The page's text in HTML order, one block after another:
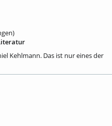
Kehlmann. Das ist nur eines der
auch positive Stereotype des
und welche Funktion sie in